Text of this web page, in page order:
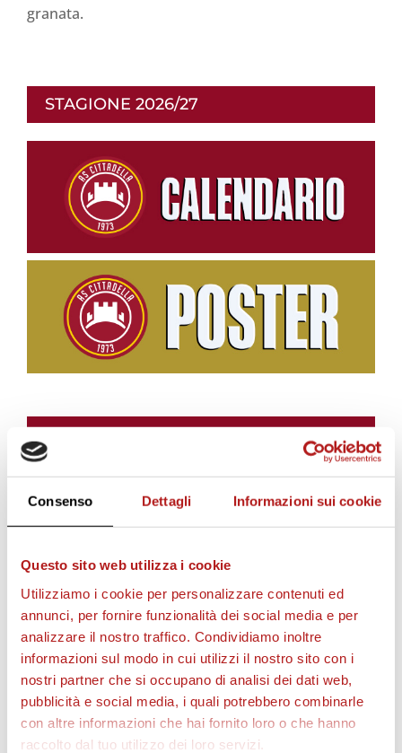
Consenso Dettagli Informazioni sui cookie
Questo sito web utilizza i cookie
Utilizziamo i cookie per personalizzare contenuti ed
annunci, per fornire funzionalità dei social media e per
analizzare il nostro traffico. Condividiamo inoltre
informazioni sul modo in cui utilizzi il nostro sito con i
nostri partner che si occupano di analisi dei dati web,
pubblicità e social media, i quali potrebbero combinarle
con altre informazioni che hai fornito loro o che hanno
raccolto dal tuo utilizzo dei loro servizi.
granata.
STAGIONE 2026/27
BIGLIETTI
AS CITTADELLA STORE